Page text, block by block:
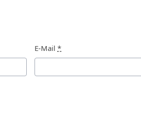
E-Mail *